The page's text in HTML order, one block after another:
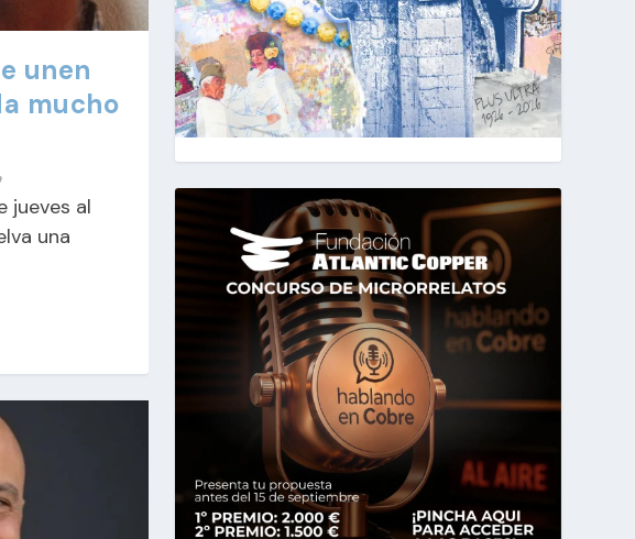
unen
mucho
jueves al
una